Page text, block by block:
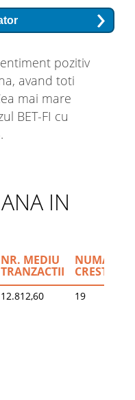
pozitiv
avand toti
mai mare
BET-FI cu
IN
NR. MEDIU
TRANZACTII
NUMAR
CRESTERI
12.812,60 19